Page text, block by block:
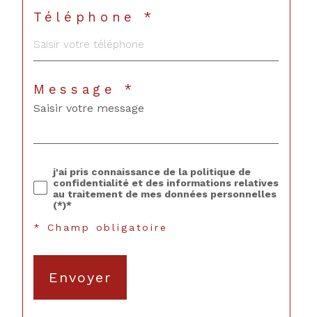
Téléphone *
Message *
j'ai pris connaissance de la politique de
confidentialité et des informations relatives
au traitement de mes données personnelles
(*)*
* Champ obligatoire
Envoyer